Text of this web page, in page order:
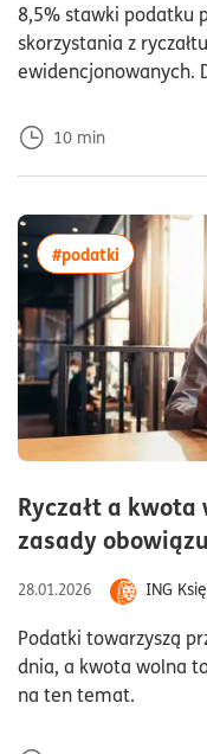
8,5% stawki podatku
skorzystania z
ewidencjonowanych.
10 min
Ryczałt a
zasady
28.01.2026
ING
Podatki towarzyszą
dnia, a kwota wolna
na ten temat.
#podatki więcej